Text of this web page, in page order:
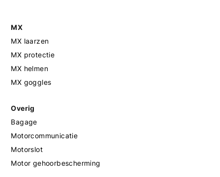
MX
MX laarzen
MX protectie
MX helmen
MX goggles
Overig
Bagage
Motorcommunicatie
Motorslot
Motor gehoorbescherming